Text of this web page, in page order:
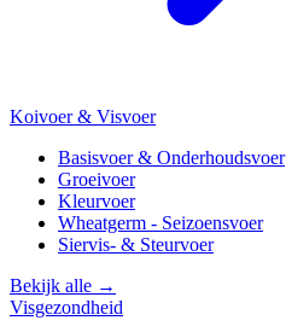
Koivoer & Visvoer
Basisvoer & Onderhoudsvoer
Groeivoer
Kleurvoer
Wheatgerm - Seizoensvoer
Siervis- & Steurvoer
Bekijk alle →
Visgezondheid